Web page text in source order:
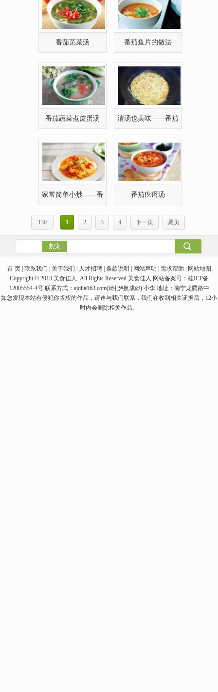
番茄苋菜汤 番茄鱼片的做法
番茄蔬菜煮皮蛋汤 清汤也美味——番茄
家常简单小炒——番 番茄疙瘩汤
130 1 2 3 4 下一页 尾页
首 页 | 联系我们 | 关于我们 | 人才招聘 | 条款说明 | 网站声明 | 需求帮助 | 网站地图
Copyright © 2013 美食佳人. All Rights Reserved.美食佳人 网站备案号：桂ICP备
12005554-4号 联系方式：ajdii#163.com(请把#换成@) 小李 地址：南宁龙腾路中
如您发现本站有侵犯你版权的作品，请速与我们联系，我们在收到相关证据后，12小
时内会删除相关作品。